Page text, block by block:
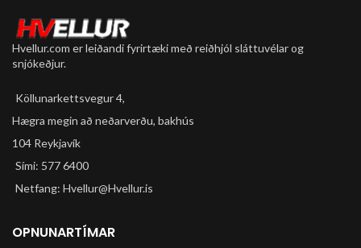
Hvellur.com er leiðandi fyrirtæki með reiðhjól sláttuvélar og
snjókeðjur.
Köllunarkettsvegur 4,
Hægra megin að neðarverðu, bakhús
104 Reykjavík
Sími: 577 6400
Netfang: Hvellur@Hvellur.is
OPNUNARTÍMAR